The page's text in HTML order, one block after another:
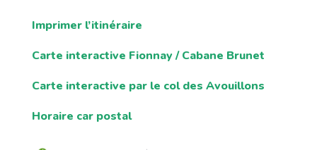
Imprimer l’itinéraire
Carte interactive Fionnay / Cabane Brunet
Carte interactive par le col des Avouillons
Horaire car postal